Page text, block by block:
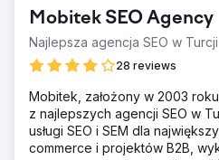
Mobitek SEO Agency
Najlepsza agencja SEO w
28 reviews
Mobitek, założony w 2003
z najlepszych agencji SEO w
usługi SEO i SEM dla
commerce i projektów B2B,